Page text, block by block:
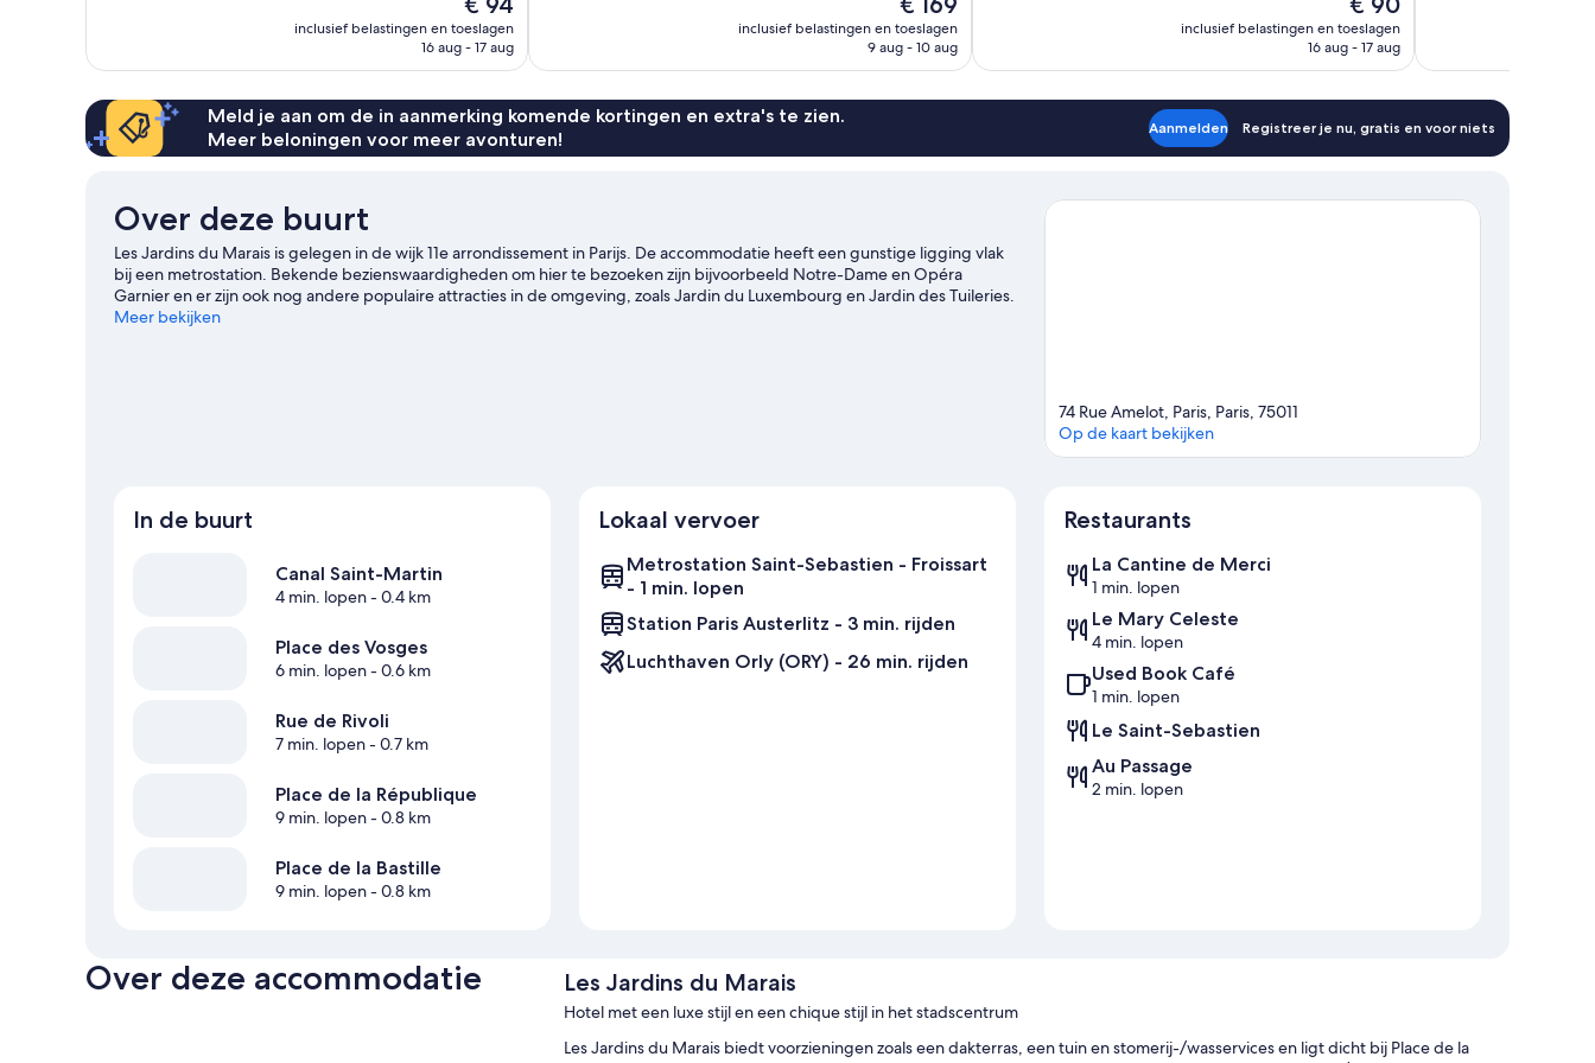
beoordelingen
prijs
is
inclusief belastingen en toeslagen
16 aug - 17 aug
beoordelingen
prijs
is
inclusief belastingen en toeslagen
9 aug - 10 aug
beoordelingen
prijs
is
inclusief belastingen en toeslagen
16 aug - 17 aug
1.680
beoordelingen
Meld je aan om de in aanmerking komende kortingen en extra's te zien.
Meer beloningen voor meer avonturen!
Aanmelden Registreer je nu, gratis en voor niets
Over deze buurt
Les Jardins du Marais is gelegen in de wijk 11e arrondissement in Parijs. De accommodatie heeft een gunstige ligging vlak
bij een metrostation. Bekende bezienswaardigheden om hier te bezoeken zijn bijvoorbeeld Notre-Dame en Opéra
Garnier en er zijn ook nog andere populaire attracties in de omgeving, zoals Jardin du Luxembourg en Jardin des Tuileries.
Zin om van een evenement of wedstrijd te genieten? Kijk dan eens wat er bij Accor Arena of Stade de France op het
Meer bekijken
74 Rue Amelot, Paris, Paris, 75011
Op de kaart bekijken
In de buurt
Canal Saint-Martin
4 min. lopen- 0.4 km
Place des Vosges
6 min. lopen- 0.6 km
Rue de Rivoli
7 min. lopen- 0.7 km
Place de la République
9 min. lopen- 0.8 km
Place de la Bastille
9 min. lopen- 0.8 km
Lokaal vervoer
Metrostation Saint-Sebastien - Froissart
- 1 min. lopen
Station Paris Austerlitz - 3 min. rijden
Luchthaven Orly (ORY) - 26 min. rijden
Restaurants
La Cantine de Merci
1 min. lopen
Le Mary Celeste
4 min. lopen
Used Book Café
1 min. lopen
Le Saint-Sebastien
Au Passage
2 min. lopen
Over deze accommodatie Les Jardins du Marais
Hotel met een luxe stijl en een chique stijl in het stadscentrum
Les Jardins du Marais biedt voorzieningen zoals een dakterras, een tuin en stomerij-/wasservices en ligt dicht bij Place de la